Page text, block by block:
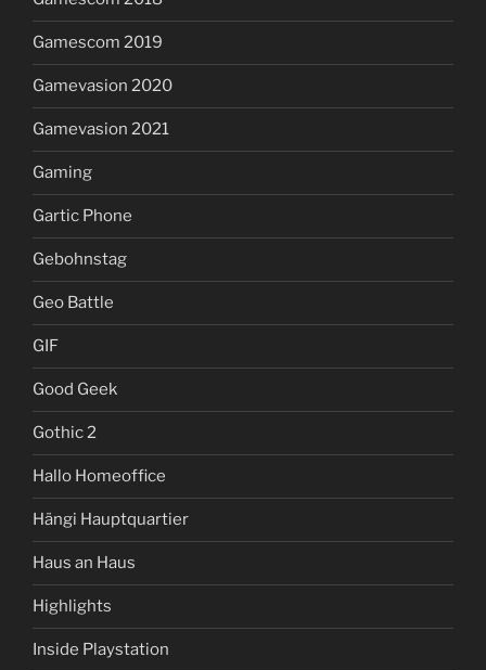
Gamescom 2019
Gamevasion 2020
Gamevasion 2021
Gaming
Gartic Phone
Gebohnstag
Geo Battle
GIF
Good Geek
Gothic 2
Hallo Homeoffice
Hängi Hauptquartier
Haus an Haus
Highlights
Inside Playstation